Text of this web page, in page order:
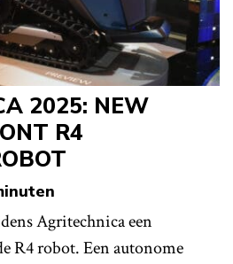
2025: NEW
R4
Agritechnica een
R4 robot. Een autonome